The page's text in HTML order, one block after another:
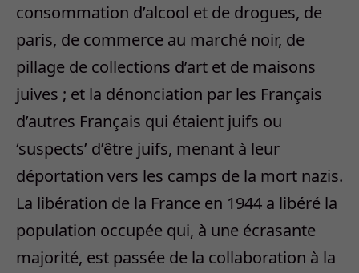
consommation d’alcool et de drogues, de
paris, de commerce au marché noir, de
pillage de collections d’art et de maisons
juives ; et la dénonciation par les Français
d’autres Français qui étaient juifs ou
‘suspects’ d’être juifs, menant à leur
déportation vers les camps de la mort nazis.
La libération de la France en 1944 a libéré la
population occupée qui, à une écrasante
majorité, est passée de la collaboration à la